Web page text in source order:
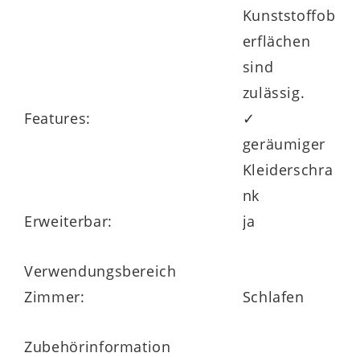
Kunststoffob
erflächen
sind
zulässig.
Features:
✓
geräumiger
Kleiderschra
nk
Erweiterbar:
ja
Verwendungsbereich
Zimmer:
Schlafen
Zubehörinformation